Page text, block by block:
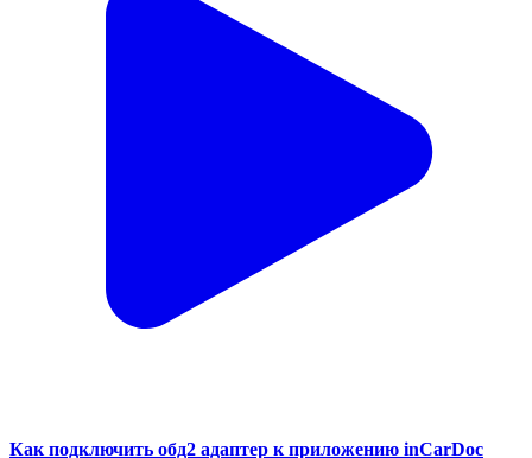
Как подключить обд2 адаптер к приложению inCarDoc